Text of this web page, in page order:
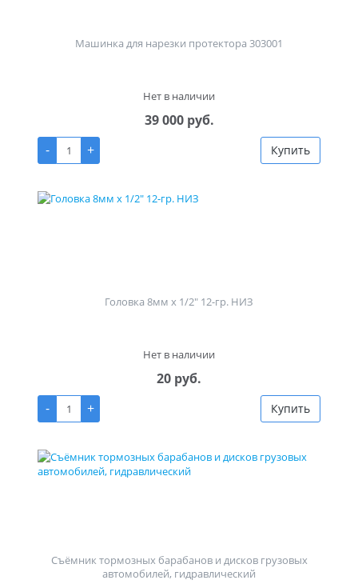
Машинка для нарезки протектора 303001
Нет в наличии
39 000 руб.
-
+ Купить
Головка 8мм х 1/2" 12-гр. НИЗ
Нет в наличии
20 руб.
-
+ Купить
Съёмник тормозных барабанов и дисков грузовых
автомобилей, гидравлический